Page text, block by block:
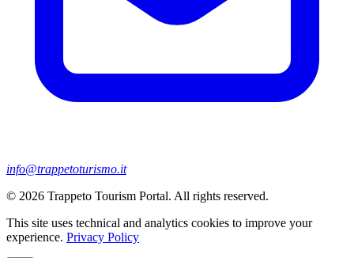
info@trappetoturismo.it
© 2026 Trappeto Tourism Portal. All rights reserved.
This site uses technical and analytics cookies to improve your
experience. Privacy Policy